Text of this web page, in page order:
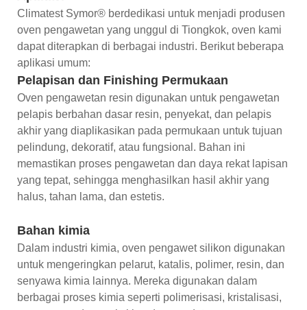
Climatest Symor® berdedikasi untuk menjadi produsen
oven pengawetan yang unggul di Tiongkok, oven kami
dapat diterapkan di berbagai industri. Berikut beberapa
aplikasi umum:
Pelapisan dan Finishing Permukaan
Oven pengawetan resin digunakan untuk pengawetan
pelapis berbahan dasar resin, penyekat, dan pelapis
akhir yang diaplikasikan pada permukaan untuk tujuan
pelindung, dekoratif, atau fungsional. Bahan ini
memastikan proses pengawetan dan daya rekat lapisan
yang tepat, sehingga menghasilkan hasil akhir yang
halus, tahan lama, dan estetis.
Bahan kimia
Dalam industri kimia, oven pengawet silikon digunakan
untuk mengeringkan pelarut, katalis, polimer, resin, dan
senyawa kimia lainnya. Mereka digunakan dalam
berbagai proses kimia seperti polimerisasi, kristalisasi,